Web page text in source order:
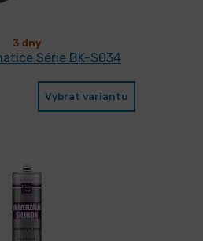
3 dny
Série BK-S034
Vybrat variantu